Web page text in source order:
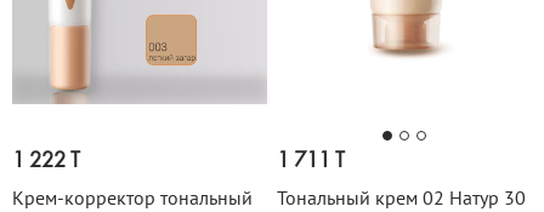
1 222 T
Крем-корректор тональный
1 711 T
Тональный крем 02 Натур 30